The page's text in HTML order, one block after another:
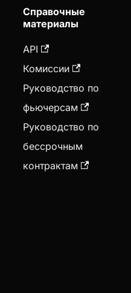
Справочные
материалы
API
Комиссии
Руководство по
фьючерсам
Руководство по
бессрочным
контрактам